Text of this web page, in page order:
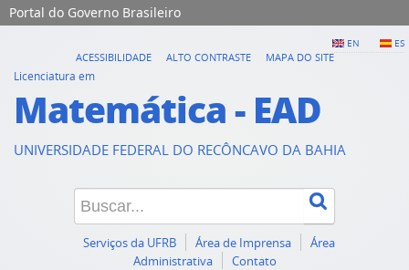
Portal do Governo Brasileiro
EN ES
ACESSIBILIDADE ALTO CONTRASTE
MAPA DO SITE
Licenciatura em
Matemática - EAD
UNIVERSIDADE FEDERAL DO RECÔNCAVO DA BAHIA
Serviços da UFRB Área de Imprensa
Área
Administrativa
Contato